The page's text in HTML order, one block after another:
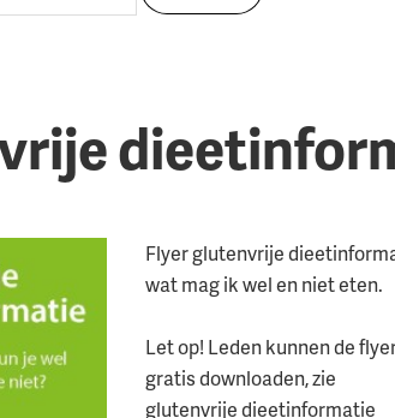
Flyer glutenvrije
wat mag ik wel en niet eten.
Let op! Leden kunnen de
gratis downloaden, zie
glutenvrije dieetinformatie